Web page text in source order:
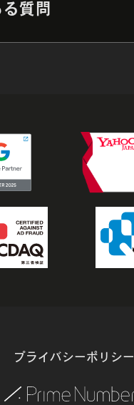
質問
プライバシーポリシー